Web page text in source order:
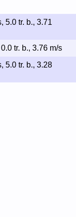
5.0 tr. b., 3.71
tr. b., 3.76 m/s
5.0 tr. b., 3.28